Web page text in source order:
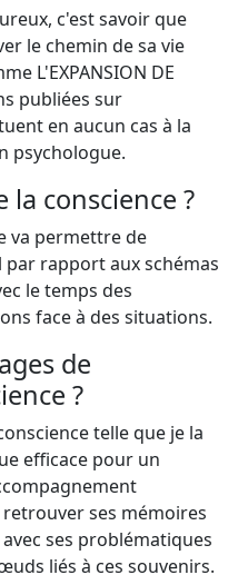
c'est savoir que
le chemin de sa vie
L'EXPANSION DE
publiées sur
en aucun cas à la
psychologue.
conscience ?
va permettre de
rapport aux schémas
le temps des
face à des situations.
de
?
telle que je la
efficace pour un
ses mémoires
ses problématiques
liés à ces souvenirs.